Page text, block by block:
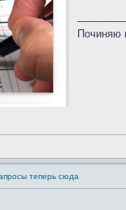
Починяю
теперь сюда